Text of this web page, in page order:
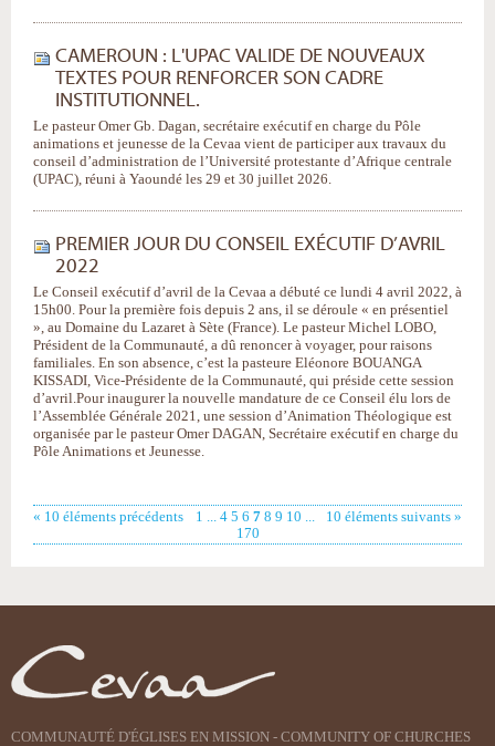
CAMEROUN : L'UPAC VALIDE DE NOUVEAUX
TEXTES POUR RENFORCER SON CADRE
INSTITUTIONNEL.
Le pasteur Omer Gb. Dagan, secrétaire exécutif en charge du Pôle
animations et jeunesse de la Cevaa vient de participer aux travaux du
conseil d’administration de l’Université protestante d’Afrique centrale
(UPAC), réuni à Yaoundé les 29 et 30 juillet 2026.
PREMIER JOUR DU CONSEIL EXÉCUTIF D’AVRIL
2022
Le Conseil exécutif d’avril de la Cevaa a débuté ce lundi 4 avril 2022, à
15h00. Pour la première fois depuis 2 ans, il se déroule « en présentiel
», au Domaine du Lazaret à Sète (France). Le pasteur Michel LOBO,
Président de la Communauté, a dû renoncer à voyager, pour raisons
familiales. En son absence, c’est la pasteure Eléonore BOUANGA
KISSADI, Vice-Présidente de la Communauté, qui préside cette session
d’avril. ​Pour inaugurer la nouvelle mandature de ce Conseil élu lors de
l’Assemblée Générale 2021, une session d’Animation Théologique est
organisée par le pasteur Omer DAGAN, Secrétaire exécutif en charge du
Pôle Animations et Jeunesse.
« 10 éléments précédents 10 éléments suivants »
1 ... 4 5 6 7 8 9 10 ...
170
COMMUNAUTÉ D'ÉGLISES EN MISSION - COMMUNITY OF CHURCHES